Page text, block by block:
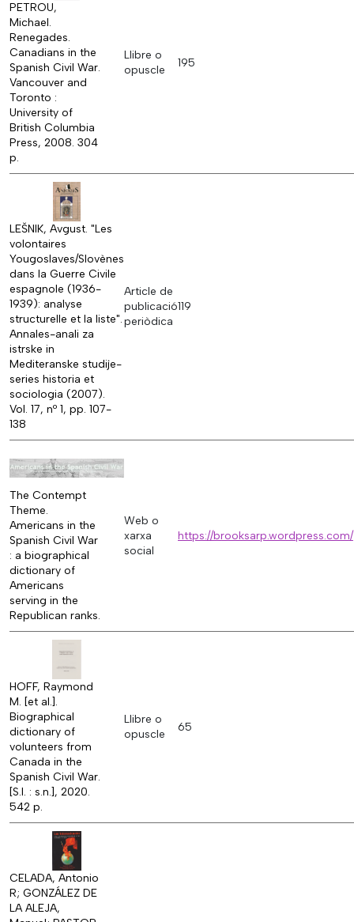
PETROU,
Michael.
Renegades.
Canadians in the
Spanish Civil War.
Vancouver and
Toronto :
University of
British Columbia
Press, 2008. 304
p.
Llibre o
opuscle
195
LEŠNIK, Avgust. "Les
volontaires
Yougoslaves/Slovènes
dans la Guerre Civile
espagnole (1936-
1939): analyse
structurelle et la liste".
Annales-anali za
istrske in
Mediteranske studije-
series historia et
sociologia (2007).
Vol. 17, nº 1, pp. 107-
138
Article de
publicació
periòdica
119
The Contempt
Theme.
Americans in the
Spanish Civil War
: a biographical
dictionary of
Americans
serving in the
Republican ranks.
Web o
xarxa
social
https://brooksarp.wordpress.com/
HOFF, Raymond
M. [et al.].
Biographical
dictionary of
volunteers from
Canada in the
Spanish Civil War.
[S.l. : s.n.], 2020.
542 p.
Llibre o
opuscle
65
CELADA, Antonio
R; GONZÁLEZ DE
LA ALEJA,